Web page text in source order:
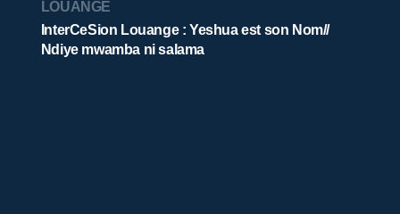
LOUANGE
InterCeSion Louange : Yeshua est son Nom//
Ndiye mwamba ni salama